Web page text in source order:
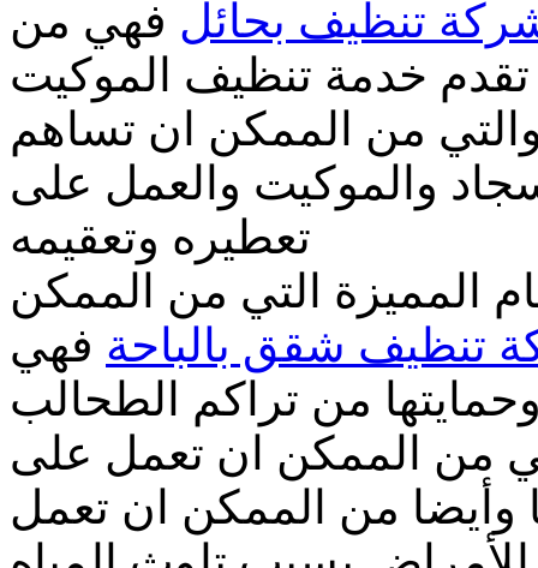
تنظيف بحائل فهي من
خدمة تنظيف الموكيت
من الممكن ان تساهم
والموكيت والعمل على
تعطيره وتعقيمه
المميزة التي من الممكن
تنظيف شقق بالباحة فهي
من تراكم الطحالب
من الممكن ان تعمل على
وأيضا من الممكن ان تعمل